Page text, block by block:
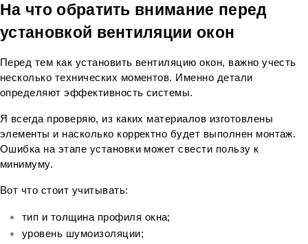
На что обратить внимание перед
установкой вентиляции окон
Перед тем как установить вентиляцию окон, важно учесть
несколько технических моментов. Именно детали
определяют эффективность системы.
Я всегда проверяю, из каких материалов изготовлены
элементы и насколько корректно будет выполнен монтаж.
Ошибка на этапе установки может свести пользу к
минимуму.
Вот что стоит учитывать:
тип и толщина профиля окна;
уровень шумоизоляции;